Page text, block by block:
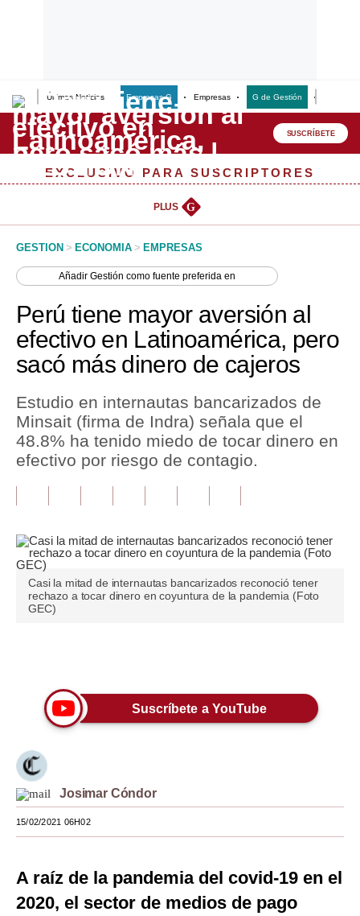
Últimas Noticias Empresas G Empresas G de Gestión
Lo último
Peru Quiosco
Management & Empleo
Perú
Política
Finanzas Personales
Inmobiliarias
Plus G
Editorial
Pregunta de hoy
Blogs
Viajes
Estilos
Mundo
EEUU
México
España
SUSCRÍBETE
EXCLUSIVO PARA SUSCRIPTORES
PLUS G
GESTION > ECONOMIA > EMPRESAS
AñadirGestión como fuente preferida en
Perú tiene mayor aversión al
efectivo en Latinoamérica, pero
sacó más dinero de cajeros
Estudio en internautas bancarizados de
Minsait (firma de Indra) señala que el
48.8% ha tenido miedo de tocar dinero en
efectivo por riesgo de contagio.
Casi la mitad de internautas bancarizados reconoció tener
rechazo a tocar dinero en coyuntura de la pandemia (Foto
GEC)
Suscríbete a YouTube
Josimar Cóndor
15/02/2021 06H02
A raíz de la pandemia del covid-19 en el
2020, el sector de medios de pago